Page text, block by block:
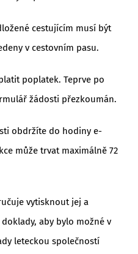
cestujícím musí být
v cestovním pasu.
poplatek. Teprve po
žádosti přezkoumán.
obdržíte do hodiny e-
může trvat maximálně 72
vytisknout jej a
aby bylo možné v
leteckou společností